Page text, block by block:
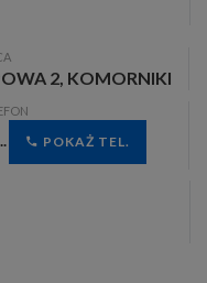
2, KOMORNIKI
POKAŻ TEL.